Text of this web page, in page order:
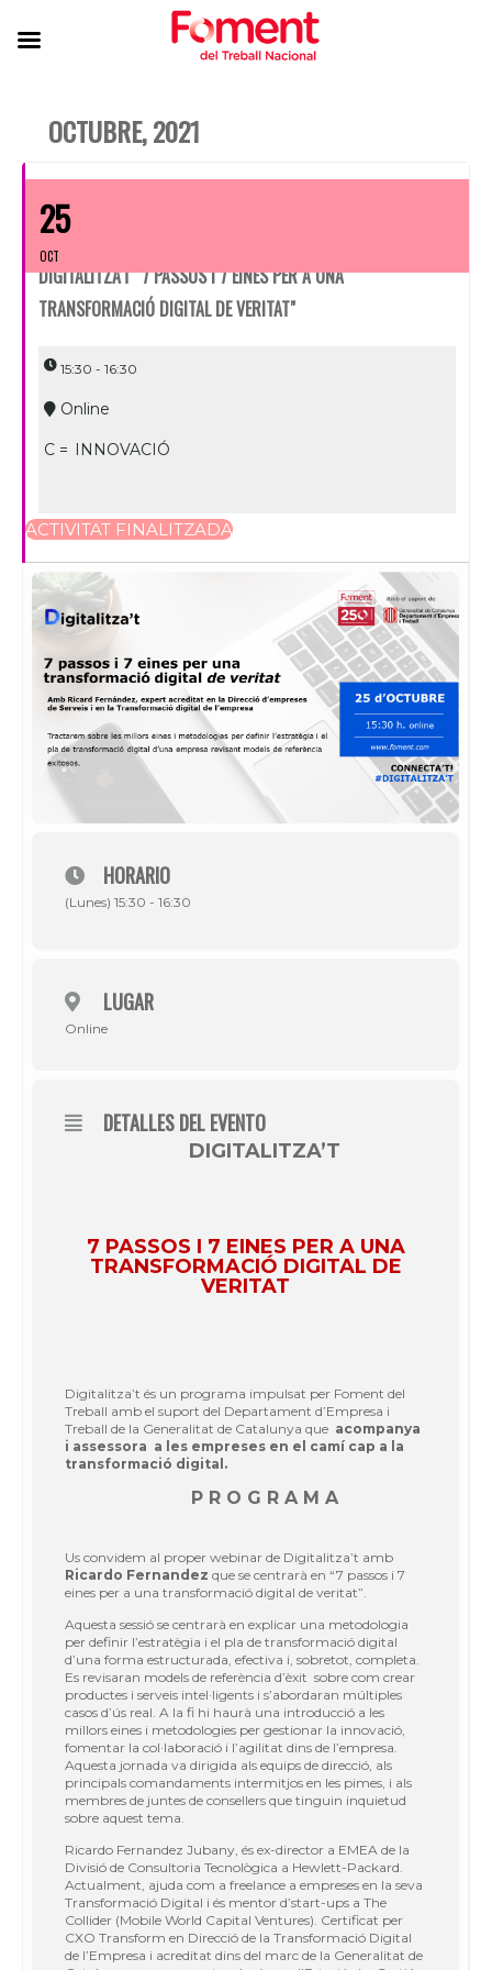
OCTUBRE, 2021
25
OCT
DIGITALITZA'T “7 PASSOS I 7 EINES PER A UNA
TRANSFORMACIÓ DIGITAL DE VERITAT"
15:30 - 16:30
Online
C = INNOVACIÓ
ACTIVITAT FINALITZADA
HORARIO
(Lunes) 15:30 - 16:30
LUGAR
Online
DETALLES DEL EVENTO
DIGITALITZA’T
7 PASSOS I 7 EINES PER A UNA
TRANSFORMACIÓ DIGITAL DE
VERITAT
Digitalitza’t és un programa impulsat per Foment del
Treball amb el suport del Departament d’Empresa i
Treball de la Generalitat de Catalunya que acompanya
i assessora a les empreses en el camí cap a la
transformació digital.
P R O G R A M A
Us convidem al proper webinar de Digitalitza’t amb
Ricardo Fernandez que se centrarà en “7 passos i 7
eines per a una transformació digital de veritat”.
Aquesta sessió se centrarà en explicar una metodologia
per definir l’estratègia i el pla de transformació digital
d’una forma estructurada, efectiva i, sobretot, completa.
Es revisaran models de referència d’èxit sobre com crear
productes i serveis intel·ligents i s’abordaran múltiples
casos d’ús real. A la fi hi haurà una introducció a les
millors eines i metodologies per gestionar la innovació,
fomentar la col·laboració i l’agilitat dins de l’empresa.
Aquesta jornada va dirigida als equips de direcció, als
principals comandaments intermitjos en les pimes, i als
membres de juntes de consellers que tinguin inquietud
sobre aquest tema.
Ricardo Fernandez Jubany, és ex-director a EMEA de la
Divisió de Consultoria Tecnològica a Hewlett-Packard.
Actualment, ajuda com a freelance a empreses en la seva
Transformació Digital i és mentor d’start-ups a The
Collider (Mobile World Capital Ventures). Certificat per
CXO Transform en Direcció de la Transformació Digital
de l’Empresa i acreditat dins del marc de la Generalitat de